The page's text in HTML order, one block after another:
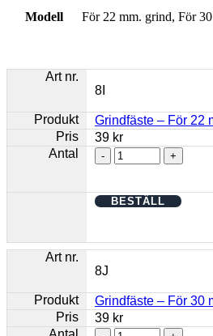
Modell För 22 mm. grind, För
8I
Grindfäste – För 22
39 kr
BESTÄLL
8J
Grindfäste – För 30
39 kr